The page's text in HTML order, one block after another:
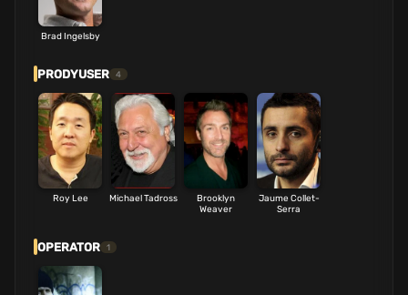
Brad Ingelsby
PRODYUSER 4
Roy Lee Michael Tadross
Brooklyn
Weaver
Jaume Collet-
Serra
OPERATOR 1